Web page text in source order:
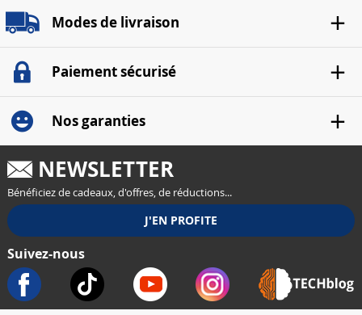
Modes de livraison
Paiement sécurisé
Nos garanties
NEWSLETTER
Bénéficiez de cadeaux, d'offres, de réductions...
Suivez-nous